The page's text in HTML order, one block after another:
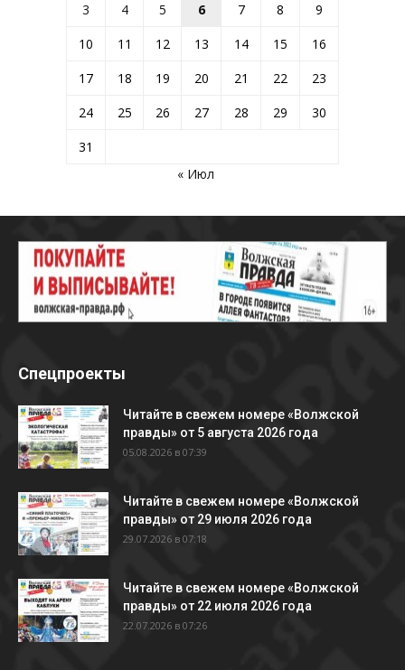
3
4 5 6 7 8
9
10
11 12 13 14 15
16
17
18 19 20 21 22
23
24
25 26 27 28 29
30
31
« Июл
Спецпроекты
Читайте в свежем номере «Волжской
правды» от 5 августа 2026 года
05.08.2026 в 07:39
Читайте в свежем номере «Волжской
правды» от 29 июля 2026 года
29.07.2026 в 07:18
Читайте в свежем номере «Волжской
правды» от 22 июля 2026 года
22.07.2026 в 07:26